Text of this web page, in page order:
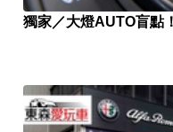
獨家／大燈AUTO盲點